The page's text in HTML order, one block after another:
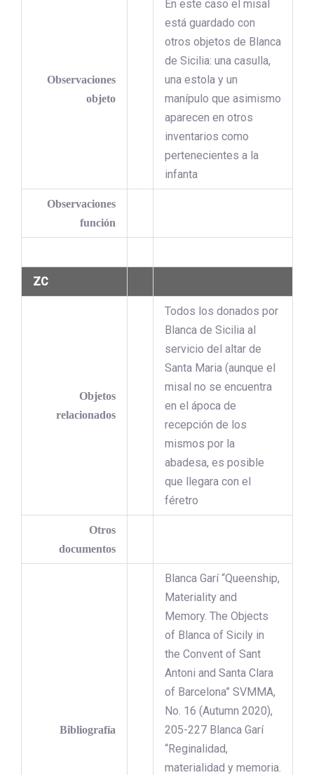
Observaciones
objeto
En este caso el misal
está guardado con
otros objetos de Blanca
de Sicilia: una casulla,
una estola y un
manípulo que asimismo
aparecen en otros
inventarios como
pertenecientes a la
infanta
Observaciones
función
ZC
Objetos
relacionados
Todos los donados por
Blanca de Sicilia al
servicio del altar de
Santa Maria (aunque el
misal no se encuentra
en el ápoca de
recepción de los
mismos por la
abadesa, es posible
que llegara con el
féretro
Otros
documentos
Bibliografía
Blanca Garí “Queenship,
Materiality and
Memory. The Objects
of Blanca of Sicily in
the Convent of Sant
Antoni and Santa Clara
of Barcelona” SVMMA,
No. 16 (Autumn 2020),
205-227 Blanca Garí
“Reginalidad,
materialidad y memoria.